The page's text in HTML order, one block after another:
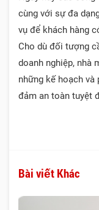
cùng với sự đa
vụ để khách hàng
Cho dù đối tượng
doanh nghiệp, nhà
những kế hoạch và
đảm an toàn tuyệt
Bài viết Khác